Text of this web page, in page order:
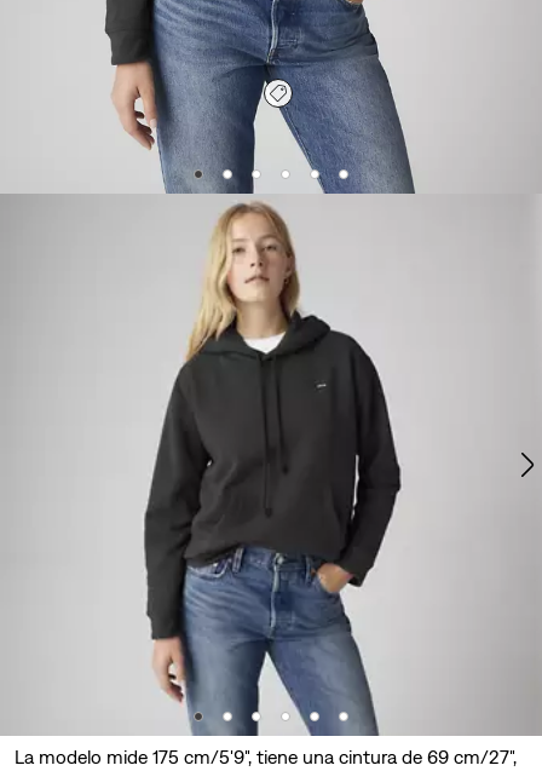
La modelo mide 175 cm/5'9", tiene una cintura de 69 cm/27",